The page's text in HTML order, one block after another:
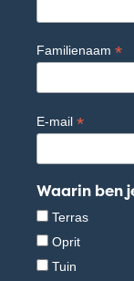
Familienaam *
E-mail *
Waarin ben
Terras
Oprit
Tuin